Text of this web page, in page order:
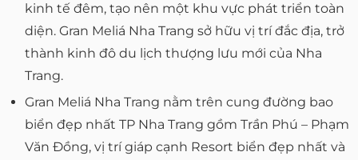
kinh tế đêm, tạo nên một khu vực phát triển toàn
diện. Gran Meliá Nha Trang sở hữu vị trí đắc địa, trở
thành kinh đô du lịch thượng lưu mới của Nha
Trang.
Gran Meliá Nha Trang nằm trên cung đường bao
biển đẹp nhất TP Nha Trang gồm Trần Phú – Phạm
Văn Đồng, vị trí giáp cạnh Resort biển đẹp nhất và